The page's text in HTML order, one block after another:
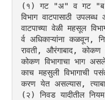
(१) गट "अ" व गट "ब"
विभाग वाटपासाठी उपलब्ध
वाटपाच्या वेळी महसूल
र्व अधिकाऱ्यांना कळवून,
रावती, औरंगाबाद,
कोकण विभागाचा भाग
काच महसुली विभागाची
करण येत असल्यास,
(२) निवड यादीतील